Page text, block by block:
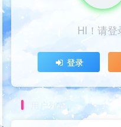
HI！请登
登录
用户列表
HI！请登
登录